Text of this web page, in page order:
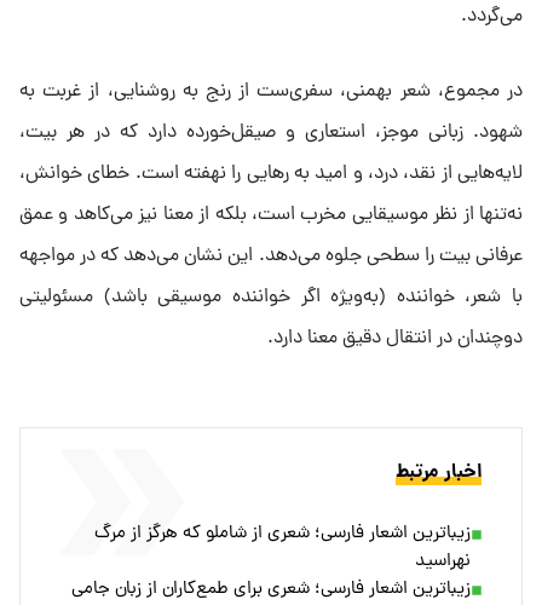
می‌گردد.
در مجموع، شعر بهمنی، سفری‌ست از رنج به روشنایی، از غربت به
شهود. زبانی موجز، استعاری و صیقل‌خورده دارد که در هر بیت،
لایه‌هایی از نقد، درد، و امید به رهایی را نهفته است. خطای خوانش،
نه‌تنها از نظر موسیقایی مخرب است، بلکه از معنا نیز می‌کاهد و عمق
عرفانی بیت را سطحی جلوه می‌دهد. این نشان می‌دهد که در مواجهه
با شعر، خواننده (به‌ویژه اگر خواننده موسیقی باشد) مسئولیتی
دوچندان در انتقال دقیق معنا دارد.
اخبار مرتبط
زیباترین اشعار فارسی؛ شعری از شاملو که هرگز از مرگ
نهراسید
زیباترین اشعار فارسی؛ شعری برای طمع‌کاران از زبان جامی